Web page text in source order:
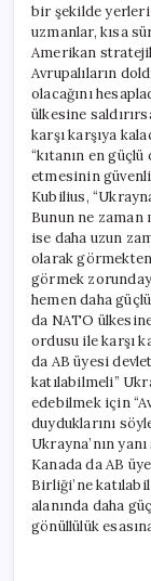
bir şekilde
uzmanlar, kısa
Amerikan
Avrupalıların
olacağını
ülkesine
karşı karşıya
“kıtanın en
etmesinin
Kubilius,
Bunun ne zaman
ise daha uzun
olarak
görmek
hemen daha
da NATO
ordusu ile karşı
da AB üyesi
katılabilmeli”
edebilmek için
duyduklarını
Ukrayna’nın
Kanada da AB
Birliği’ne
alanında daha
gönüllülük